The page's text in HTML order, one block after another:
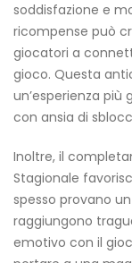
soddisfazione e
ricompense può
giocatori a
gioco. Questa
un’esperienza
con ansia di
Inoltre, il
Stagionale
spesso provano
raggiungono
emotivo con il